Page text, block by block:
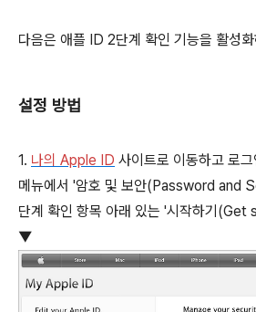
다음은 애플 ID 2단계 확인 기능을 활성
설정 방법
1. 나의 Apple ID 사이트로 이동하고 로
메뉴에서 '암호 및 보안(Password and
단계 확인 항목 아래 있는 '시작하기
▼